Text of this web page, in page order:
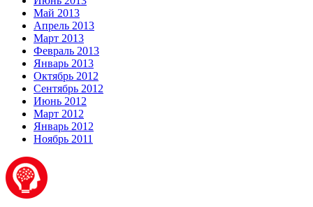
Май 2013
Апрель 2013
Март 2013
Февраль 2013
Январь 2013
Октябрь 2012
Сентябрь 2012
Июнь 2012
Март 2012
Январь 2012
Ноябрь 2011